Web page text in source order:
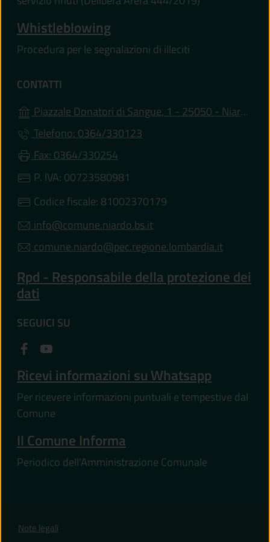
Whistleblowing
Procedura per le segnalazioni di illeciti
CONTATTI
Piazzale Donatori di Sangue, 1 - 25050 - Niardo (BS)
Telefono: 0364/330123
Fax: 0364/330254
P. IVA: 00723580981
Codice fiscale: 81002370179
info@comune.niardo.bs.it
comune.niardo@pec.regione.lombardia.it
Rpd - Responsabile della protezione dei
dati
SEGUICI SU
Ricevi informazioni su Whatsapp
Per ricevere informazioni puntuali e tempestive dal
Comune
Il Comune Informa
Periodico dell'Amministrazione Comunale
Note legali